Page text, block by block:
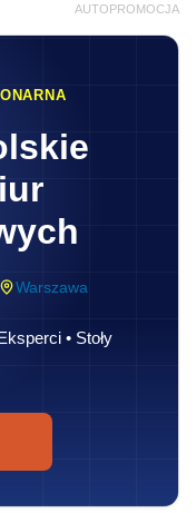
AUTOPROMOCJA
Warszawa
• Stoły